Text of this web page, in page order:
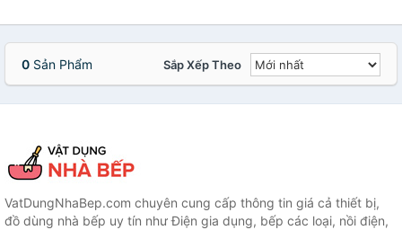
0 Sản Phẩm Sắp Xếp Theo
VatDungNhaBep.com chuyên cung cấp thông tin giá cả thiết bị,
đồ dùng nhà bếp uy tín như Điện gia dụng, bếp các loại, nồi điện,